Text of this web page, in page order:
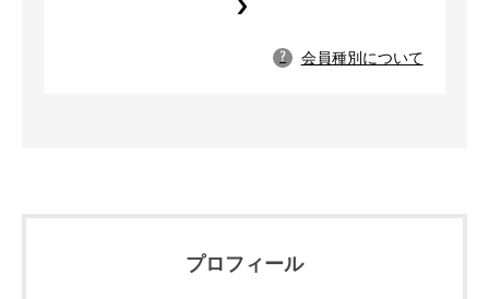
? 会員種別について
プロフィール